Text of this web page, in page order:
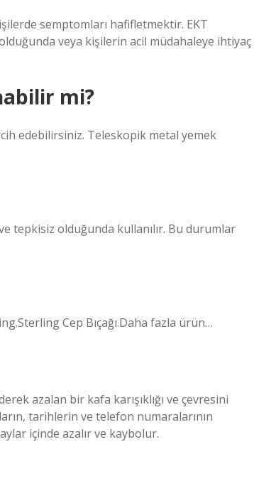
semptomları hafifletmektir. EKT
veya kişilerin acil müdahaleye ihtiyaç
mi?
edebilirsiniz. Teleskopik metal yemek
tepkisiz olduğunda kullanılır. Bu durumlar
Cep Bıçağı.Daha fazla ürün…
azalan bir kafa karışıklığı ve çevresini
tarihlerin ve telefon numaralarının
içinde azalır ve kaybolur.